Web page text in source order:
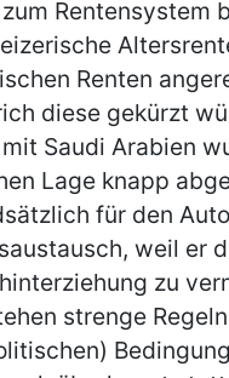
Rentensystem
Renten
diese gekürzt
Saudi Arabien
Lage knapp
für den
weil er
zu
strenge